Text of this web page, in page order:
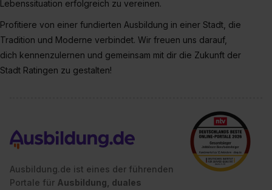
Lebenssituation erfolgreich zu vereinen.
Profitiere von einer fundierten Ausbildung in einer Stadt, die
Tradition und Moderne verbindet. Wir freuen uns darauf,
dich kennenzulernen und gemeinsam mit dir die Zukunft der
Stadt Ratingen zu gestalten!
Ausbildung.de ist eines der führenden
Portale für Ausbildung, duales